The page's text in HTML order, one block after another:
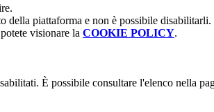
della piattaforma e non è possibile disabilitarli.
visionare la COOKIE POLICY.
È possibile consultare l'elenco nella